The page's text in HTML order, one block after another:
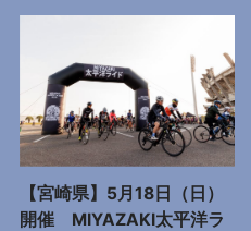
【宮崎県】5月18日（日）
開催 MIYAZAKI太平洋ラ